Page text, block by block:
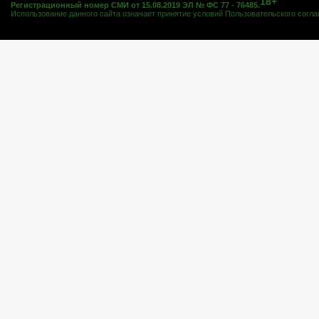
Регистрационный номер СМИ от 15.08.2019 ЭЛ № ФС 77 - 76485.
Использование данного сайта означает принятие условий Пользовательского